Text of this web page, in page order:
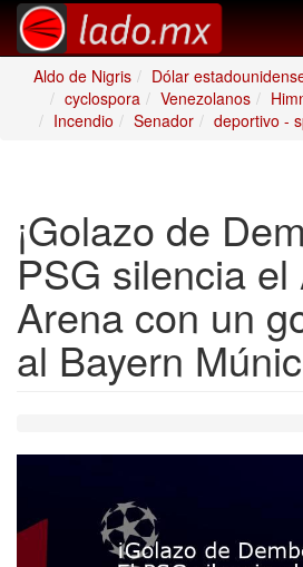
Aldo de Nigris
Dólar
cyclospora
Venezolanos
Incendio
Senador deportivo -
¡Golazo de
PSG silencia el
Arena con un
al Bayern